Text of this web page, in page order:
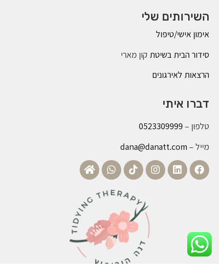
השירותים שלי
אימון אישי/טיפול
סידור הבית בשיטת קון מארי
הרצאות לאירגונים
דברו איתי
טלפון – 0523309999
מייל – dana@danatt.com